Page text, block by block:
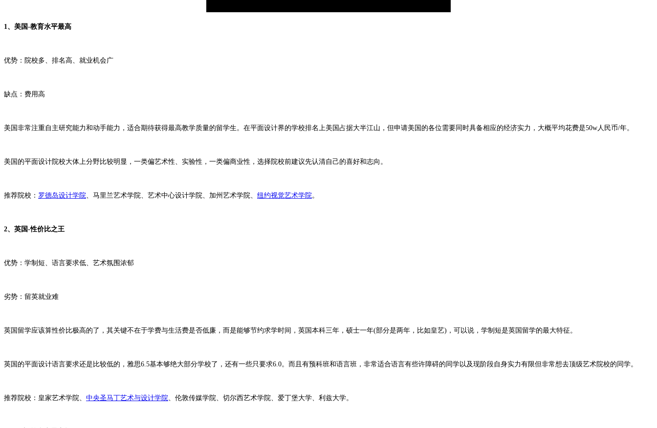
1、美国-教育水平最高
优势：院校多、排名高、就业机会广
缺点：费用高
美国非常注重自主研究能力和动手能力，适合期待获得最高教学质量的留学生。在平面设计界的学校排名上美国占据大半江山，但申请美国的各位需要同时具备相应的经济实力，大概平均花费是50w人民币/年。
美国的平面设计院校大体上分野比较明显，一类偏艺术性、实验性，一类偏商业性，选择院校前建议先认清自己的喜好和志向。
推荐院校： 罗德岛设计学院 、马里兰艺术学院、艺术中心设计学院、加州艺术学院、 纽约视觉艺术学院 。
2、英国-性价比之王
优势：学制短、语言要求低、艺术氛围浓郁
劣势：留英就业难
英国留学应该算性价比极高的了，其关键不在于学费与生活费是否低廉，而是能够节约求学时间，英国本科三年，硕士一年(部分是两年，比如皇艺)，可以说，学制短是英国留学的最大特征。
英国的平面设计语言要求还是比较低的，雅思6.5基本够绝大部分学校了，还有一些只要求6.0。而且有预科班和语言班，非常适合语言有些许障碍的同学以及现阶段自身实力有限但非常想去顶级艺术院校的同学。
推荐院校：皇家艺术学院、 中央圣马丁艺术与设计学院 、伦敦传媒学院、切尔西艺术学院、爱丁堡大学、利兹大学。